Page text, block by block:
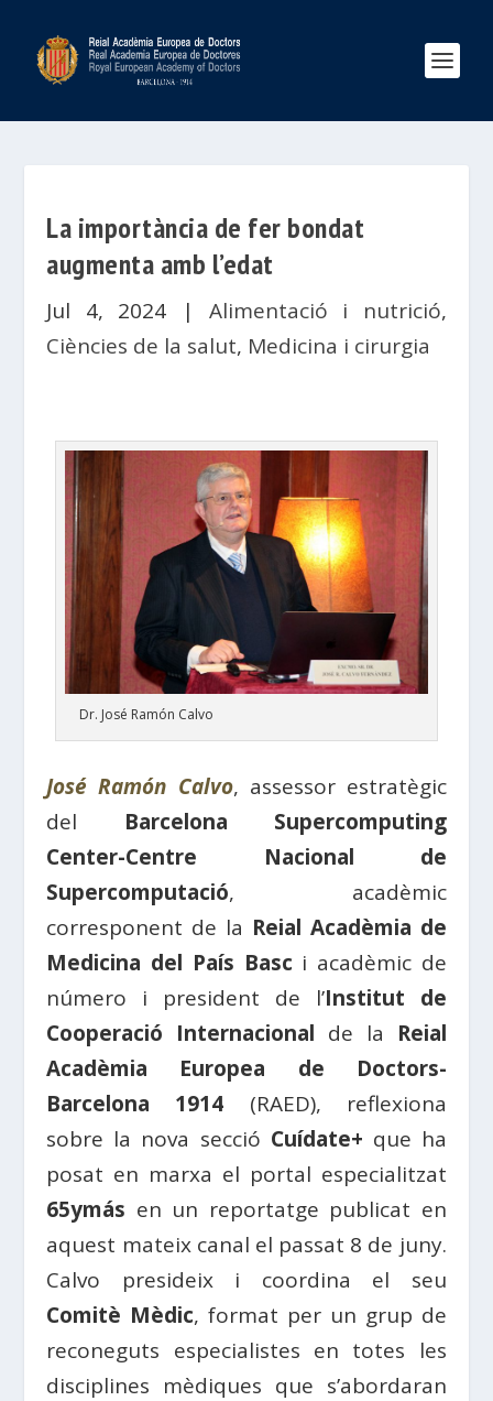
La importància de fer bondat
augmenta amb l’edat
Jul 4, 2024 | Alimentació i nutrició,
Ciències de la salut, Medicina i cirurgia
Dr. José Ramón Calvo
José Ramón Calvo, assessor estratègic
del Barcelona Supercomputing
Center-Centre Nacional de
Supercomputació, acadèmic
corresponent de la Reial Acadèmia de
Medicina del País Basc i acadèmic de
número i president de l’Institut de
Cooperació Internacional de la Reial
Acadèmia Europea de Doctors-
Barcelona 1914 (RAED), reflexiona
sobre la nova secció Cuídate+ que ha
posat en marxa el portal especialitzat
65ymás en un reportatge publicat en
aquest mateix canal el passat 8 de juny.
Calvo presideix i coordina el seu
Comitè Mèdic, format per un grup de
reconeguts especialistes en totes les
disciplines mèdiques que s’abordaran